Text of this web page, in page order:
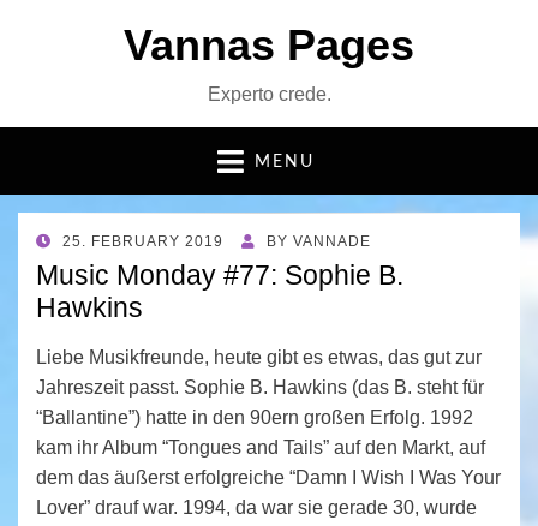
Vannas Pages
Experto crede.
MENU
POSTED
ON
25. FEBRUARY 2019 BY VANNADE
Music Monday #77: Sophie B.
Hawkins
Liebe Musikfreunde, heute gibt es etwas, das gut zur
Jahreszeit passt. Sophie B. Hawkins (das B. steht für
“Ballantine”) hatte in den 90ern großen Erfolg. 1992
kam ihr Album “Tongues and Tails” auf den Markt, auf
dem das äußerst erfolgreiche “Damn I Wish I Was Your
Lover” drauf war. 1994, da war sie gerade 30, wurde